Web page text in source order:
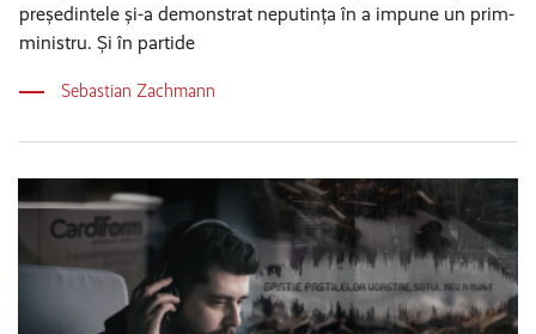
președintele și-a demonstrat neputința în a impune un prim-
ministru. Și în partide
Sebastian Zachmann